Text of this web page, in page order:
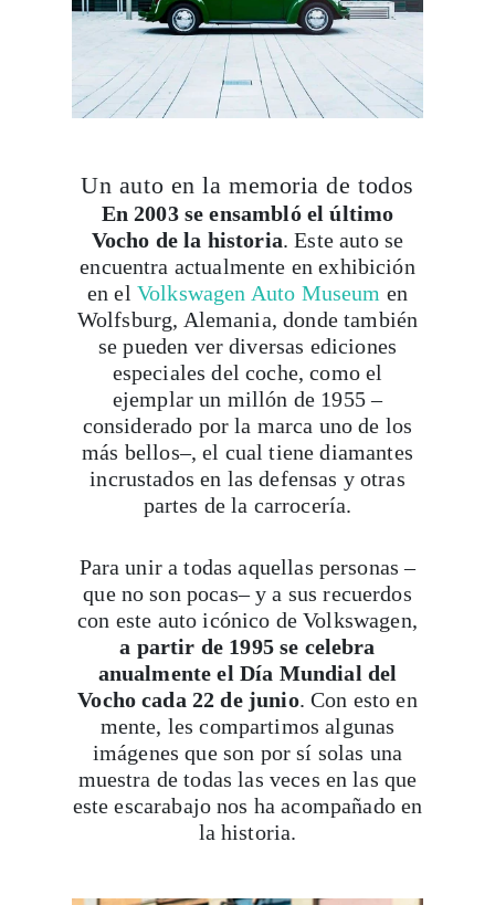
Un auto en la memoria de todos
En 2003 se ensambló el último
Vocho de la historia. Este auto se
encuentra actualmente en exhibición
en el Volkswagen Auto Museum en
Wolfsburg, Alemania, donde también
se pueden ver diversas ediciones
especiales del coche, como el
ejemplar un millón de 1955 –
considerado por la marca uno de los
más bellos–, el cual tiene diamantes
incrustados en las defensas y otras
partes de la carrocería.
Para unir a todas aquellas personas –
que no son pocas– y a sus recuerdos
con este auto icónico de Volkswagen,
a partir de 1995 se celebra
anualmente el Día Mundial del
Vocho cada 22 de junio. Con esto en
mente, les compartimos algunas
imágenes que son por sí solas una
muestra de todas las veces en las que
este escarabajo nos ha acompañado en
la historia.
Suscribirme